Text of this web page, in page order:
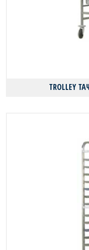
TROLLEY